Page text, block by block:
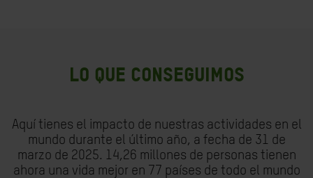
LO QUE CONSEGUIMOS
Aquí tienes el impacto de nuestras actividades en el
mundo durante el último año, a fecha de 31 de
marzo de 2025. 14,26 millones de personas tienen
ahora una vida mejor en 77 países de todo el mundo